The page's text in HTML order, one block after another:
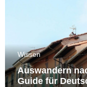
Wissen
Auswandern
Guide für